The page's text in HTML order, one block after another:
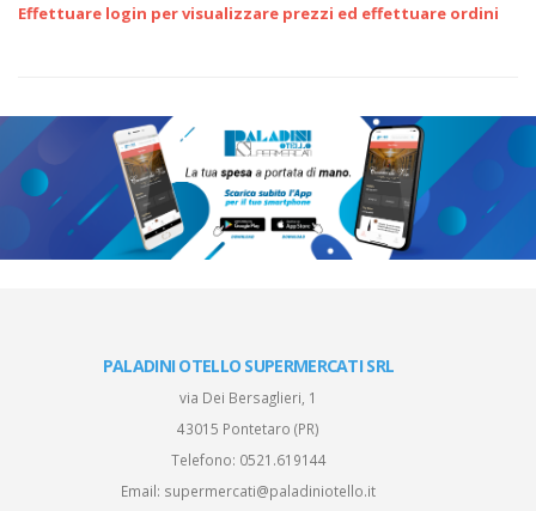
Effettuare login per visualizzare prezzi ed effettuare ordini
PALADINI OTELLO SUPERMERCATI SRL
via Dei Bersaglieri, 1
43015 Pontetaro (PR)
Telefono: 0521.619144
Email: supermercati@paladiniotello.it